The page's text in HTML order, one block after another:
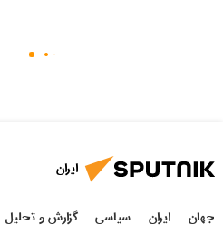
ایران
جهان ایران سیاسی گزارش و تحلیل